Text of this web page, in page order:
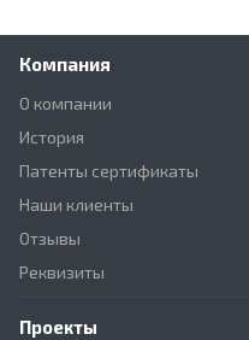
Компания
О компании
История
Патенты сертификаты
Наши клиенты
Отзывы
Реквизиты
Проекты